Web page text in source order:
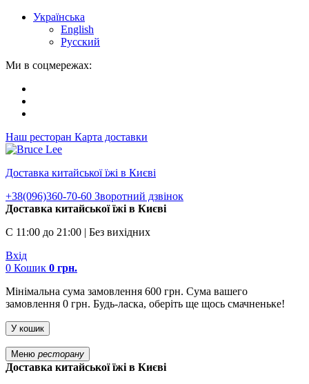
Українська
English
Русский
Ми в соцмережах:
Наш ресторан Карта доставки
Доставка китайської їжі в Києві
+38(096)360-70-60 Зворотний дзвінок
Доставка китайської їжі в Києві
С 11:00 до 21:00 | Без вихідних
Вхід
0 Кошик 0 грн.
Мінімальна сума замовлення 600 грн. Сума вашего
замовлення 0 грн. Будь-ласка, оберіть ще щось смачненьке!
У кошик
Меню ресторану
Доставка китайської їжі в Києві